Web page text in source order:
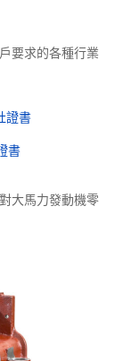
要求的各種行業
證書
書
大馬力發動機零